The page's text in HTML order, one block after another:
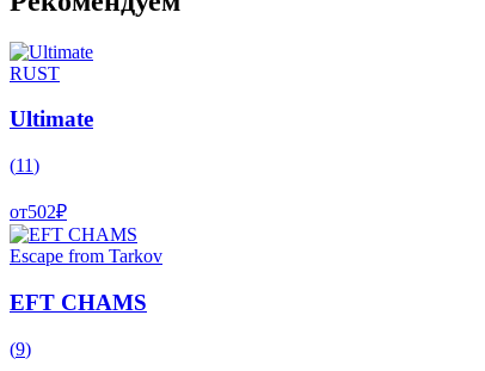
RUST
Ultimate
(11)
от502₽
Escape from Tarkov
EFT CHAMS
(9)